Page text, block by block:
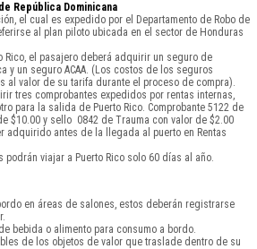
República Dominicana
el cual es expedido por el Departamento de Robo de
al plan piloto ubicada en el sector de Honduras
Rico, el pasajero deberá adquirir un seguro de
y un seguro ACAA. (Los costos de los seguros
al valor de su tarifa durante el proceso de compra).
tres comprobantes expedidos por rentas internas,
para la salida de Puerto Rico. Comprobante 5122 de
$10.00 y sello 0842 de Trauma con valor de $2.00
adquirido antes de la llegada al puerto en Rentas
viajar a Puerto Rico solo 60 días al año.
en áreas de salones, estos deberán registrarse
bebida o alimento para consumo a bordo.
de los objetos de valor que traslade dentro de su